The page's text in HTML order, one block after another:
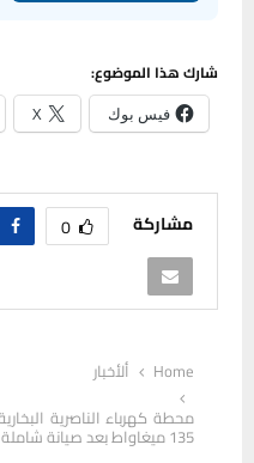
شارك هذا الموضوع:
فيس بوك X
مشاركة 0
Home
ألأخبار
محطة كهرباء الناصرية
135 ميغاواط بعد صيانة شاملة